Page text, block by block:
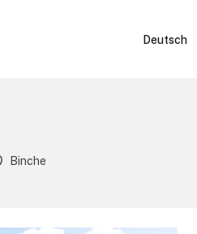
Deutsch
Binche